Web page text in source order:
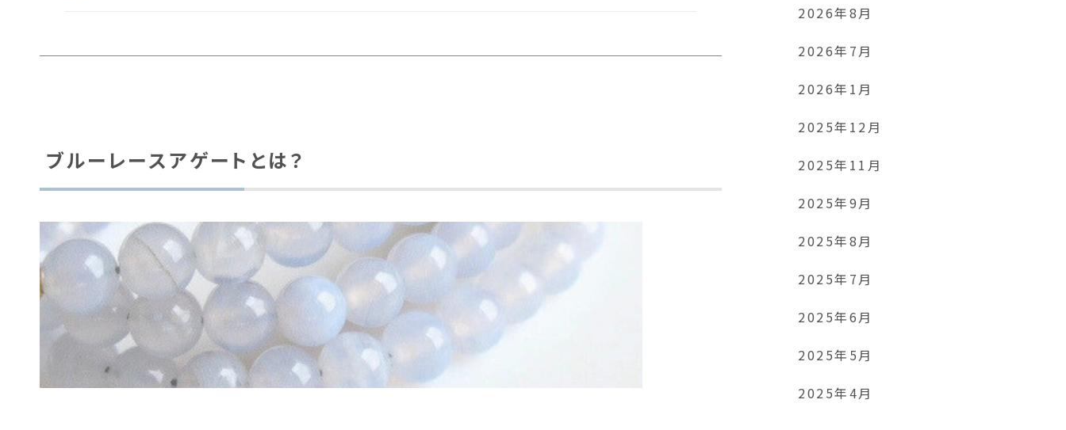
ブルーレースアゲートとは？
2026年8月
2026年7月
2026年1月
2025年12月
2025年11月
2025年9月
2025年8月
2025年7月
2025年6月
2025年5月
2025年4月